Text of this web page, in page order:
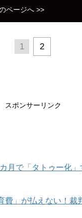
ページへ >>
1 2
スポンサーリンク
月で「タトゥー化
」が払えない！